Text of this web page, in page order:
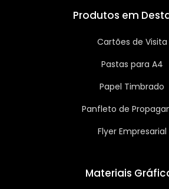
Produtos em
Cartões de Visita
Pastas para A4
Papel Timbrado
Panfleto de
Flyer Empresarial
Materiais